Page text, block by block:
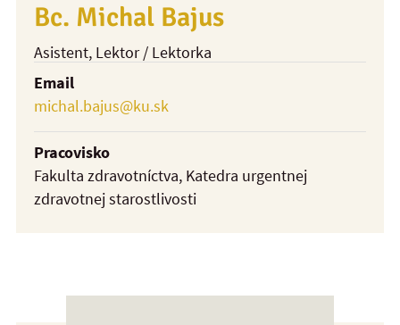
Bc. Michal Bajus
Asistent, Lektor / Lektorka
Email
michal.bajus@ku.sk
Pracovisko
Fakulta zdravotníctva, Katedra urgentnej
zdravotnej starostlivosti